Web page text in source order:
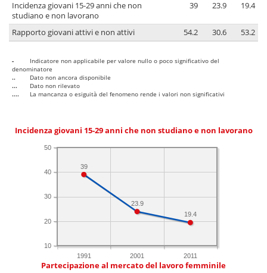
Incidenza giovani 15-29 anni che non
studiano e non lavorano
39 23.9 19.4
Rapporto giovani attivi e non attivi 54.2 30.6 53.2
-
Indicatore non applicabile per valore nullo o poco significativo del
denominatore
..
Dato non ancora disponibile
...
Dato non rilevato
....
La mancanza o esiguità del fenomeno rende i valori non significativi
Incidenza giovani 15-29 anni che non studiano e non lavorano
1991 2001 2011
10
20
30
40
50
19.4
23.9
39
Partecipazione al mercato del lavoro femminile